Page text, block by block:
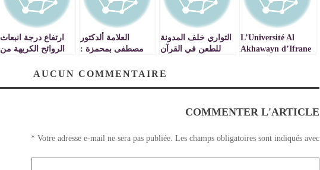
L’Université Al
Akhawayn d’Ifrane
التواري خلف المدونة
للطعن في القرآن
العلامة ألدكتور
مصطفى بمحمزة :
ـ الجزء 2 VIDEO
ارتفاع درجة انبعاث
الروائح الكريهة من
تضع عمر حجيرةAUCUN COMMENTAIRE
COMMENTER L'ARTICLE
Votre adresse e-mail ne sera pas publiée. Les champs obligatoires sont indiqués avec
*